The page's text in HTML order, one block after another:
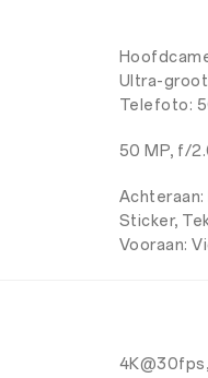
Ultra-
Telefoto:
50 MP, f/
Sticker,
Vooraan: